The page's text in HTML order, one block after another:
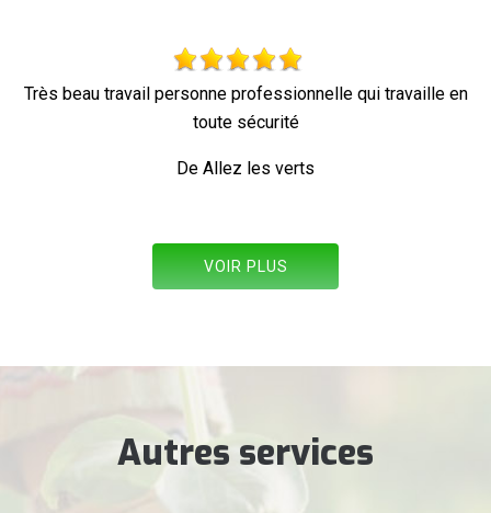
professionnelle qui travaille en
VOIR PLUS
Autres services